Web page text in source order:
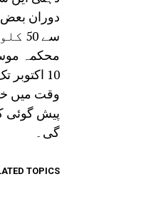
سے 50 کلومیٹر فی گھنٹہ کی رفتار کے ساتھ تیز ہوائیں چلنے کی توقع ہے۔
10
وقت میں
پیش گوئی
گی۔
TOPICS: